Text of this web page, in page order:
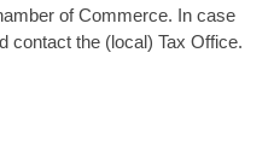
of Commerce. In case
contact the (local) Tax Office.